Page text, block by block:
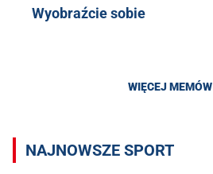
Wyobraźcie sobie
WIĘCEJ MEMÓW
NAJNOWSZE SPORT